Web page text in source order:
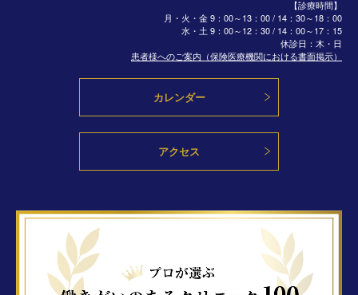
【診療時間】
月・火・金 9：00～13：00 / 14：30～18：00
水・土 9：00～12：30 / 14：00～17：15
休診日：木・日
患者様へのご案内（保険医療機関における書面掲示）
カレンダー
アクセス